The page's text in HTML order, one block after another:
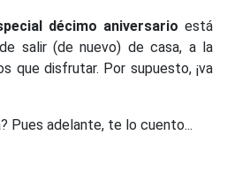
décimo aniversario está
salir (de nuevo) de casa, a la
que disfrutar. Por supuesto, ¡va
Pues adelante, te lo cuento...